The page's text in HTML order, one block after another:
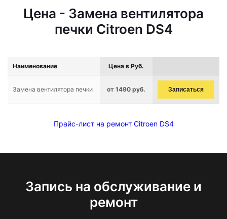
Цена - Замена вентилятора
печки Citroen DS4
Наименование Цена в Руб.
Замена вентилятора печки от 1490 руб. Записаться
Прайс-лист на ремонт Citroen DS4
Запись на обслуживание и
ремонт